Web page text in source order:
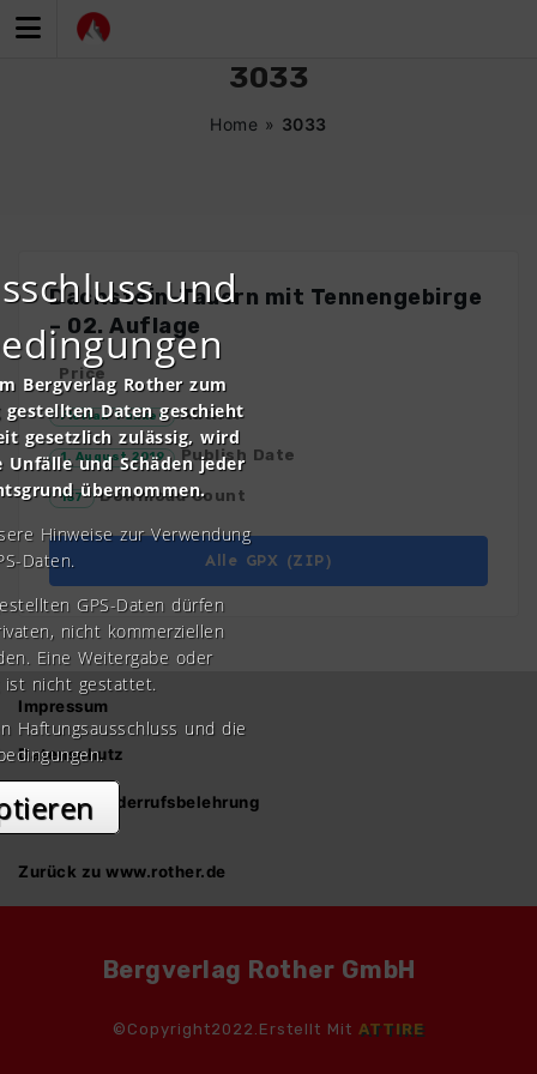
Inhalt
3033
Home » 3033
Dachstein-Tauern mit Tennengebirge
– 02. Auflage
Price
Florian Tukker Author
1. August 2019 Publish Date
157 Download Count
Alle GPX (ZIP)
Impressum
Datenschutz
AGB und Widerrufsbelehrung
Zurück zu www.rother.de
Bergverlag Rother GmbH
©Copyright2022.Erstellt Mit ATTIRE
und
Bergverlag Rother zum
Daten geschieht
gesetzlich zulässig, wird
und Schäden jeder
übernommen.
Hinweise zur Verwendung
Daten.
GPS-Daten dürfen
nicht kommerziellen
Eine Weitergabe oder
ist nicht gestattet.
Haftungsausschluss und die